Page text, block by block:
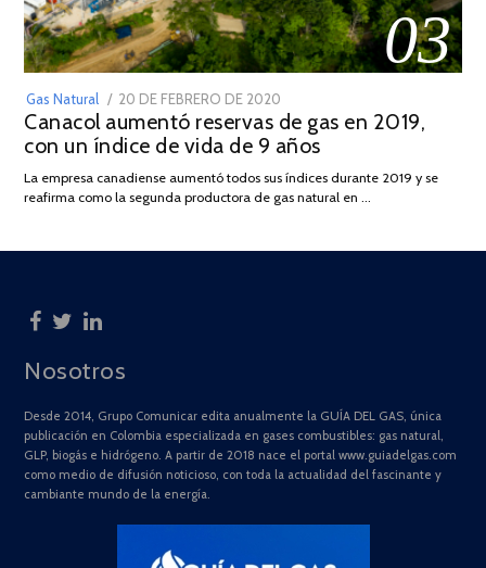
03
Gas Natural
POSTED
ON
20 DE FEBRERO DE 2020
DE
JULIO
2025
Canacol aumentó reservas de gas en 2019,
con un índice de vida de 9 años
La empresa canadiense aumentó todos sus índices durante 2019 y se
reafirma como la segunda productora de gas natural en …
Nosotros
Desde 2014, Grupo Comunicar edita anualmente la GUÍA DEL GAS, única
publicación en Colombia especializada en gases combustibles: gas natural,
GLP, biogás e hidrógeno. A partir de 2018 nace el portal www.guiadelgas.com
como medio de difusión noticioso, con toda la actualidad del fascinante y
cambiante mundo de la energía.